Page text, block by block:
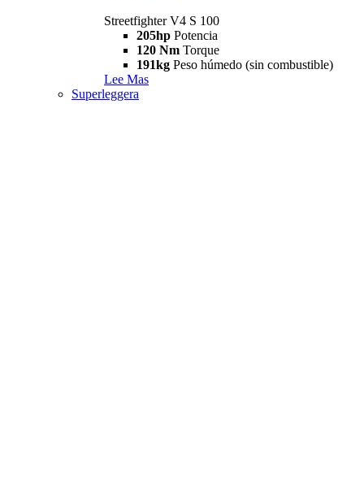
Streetfighter V4 S 100
205hp Potencia
120 Nm Torque
191kg Peso húmedo (sin combustible)
Lee Mas
Superleggera